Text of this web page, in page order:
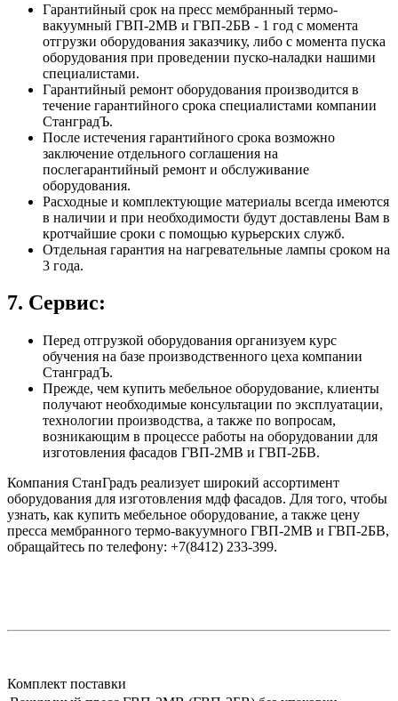
Гарантийный срок на пресс мембранный термо-
вакуумный ГВП-2МВ и ГВП-2БВ - 1 год с момента
отгрузки оборудования заказчику, либо с момента пуска
оборудования при проведении пуско-наладки нашими
специалистами.
Гарантийный ремонт оборудования производится в
течение гарантийного срока специалистами компании
СтанградЪ.
После истечения гарантийного срока возможно
заключение отдельного соглашения на
послегарантийный ремонт и обслуживание
оборудования.
Расходные и комплектующие материалы всегда имеются
в наличии и при необходимости будут доставлены Вам в
кротчайшие сроки с помощью курьерских служб.
Отдельная гарантия на нагревательные лампы сроком на
3 года.
7. Сервис:
Перед отгрузкой оборудования организуем курс
обучения на базе производственного цеха компании
СтанградЪ.
Прежде, чем купить мебельное оборудование, клиенты
получают необходимые консультации по эксплуатации,
технологии производства, а также по вопросам,
возникающим в процессе работы на оборудовании для
изготовления фасадов ГВП-2МВ и ГВП-2БВ.
Компания СтанГрадъ реализует широкий ассортимент
оборудования для изготовления мдф фасадов. Для того, чтобы
узнать, как купить мебельное оборудование, а также цену
пресса мембранного термо-вакуумного ГВП-2МВ и ГВП-2БВ,
обращайтесь по телефону: +7(8412) 233-399.
Комплект поставки